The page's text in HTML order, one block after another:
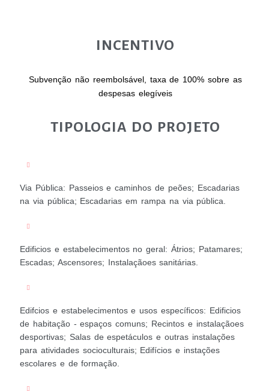
INCENTIVO
Subvenção não reembolsável, taxa de 100% sobre as
despesas elegíveis
TIPOLOGIA DO PROJETO
Via Pública: Passeios e caminhos de peões; Escadarias
na via pública; Escadarias em rampa na via pública.
Edificios e estabelecimentos no geral: Átrios; Patamares;
Escadas; Ascensores; Instalaçãoes sanitárias.
Edifcios e estabelecimentos e usos específicos: Edificios
de habitação - espaços comuns; Recintos e instalaçãoes
desportivas; Salas de espetáculos e outras instalações
para atividades socioculturais; Edifícios e instações
escolares e de formação.